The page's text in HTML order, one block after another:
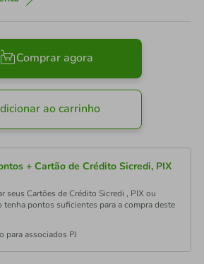
Comprar agora
ao carrinho
+ Cartão de Crédito Sicredi, PIX
seus Cartões de Crédito Sicredi , PIX ou
tenha pontos suficientes para a compra deste
para associados PJ